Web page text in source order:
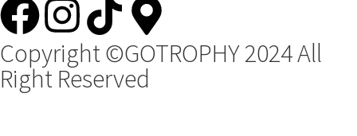
Copyright ©GOTROPHY 2024 All
Right Reserved